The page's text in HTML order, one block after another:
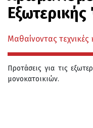
Μαθαίνοντας τεχνικές
Προτάσεις για τις
μονοκατοικιών.